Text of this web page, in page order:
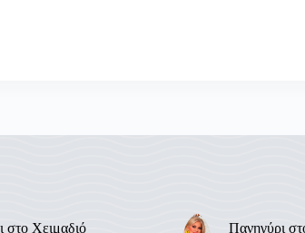
στο Χειμαδιό
Πανηγύρι